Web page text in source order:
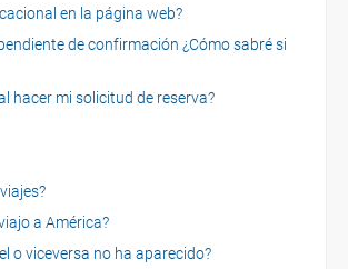
en la página web?
de confirmación ¿Cómo sabré si
hacer mi solicitud de reserva?
a América?
o viceversa no ha aparecido?